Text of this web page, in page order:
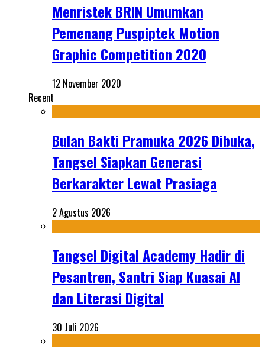
Menristek BRIN Umumkan
Pemenang Puspiptek Motion
Graphic Competition 2020
12 November 2020
Recent
Bulan Bakti Pramuka 2026 Dibuka,
Tangsel Siapkan Generasi
Berkarakter Lewat Prasiaga
2 Agustus 2026
Tangsel Digital Academy Hadir di
Pesantren, Santri Siap Kuasai AI
dan Literasi Digital
30 Juli 2026